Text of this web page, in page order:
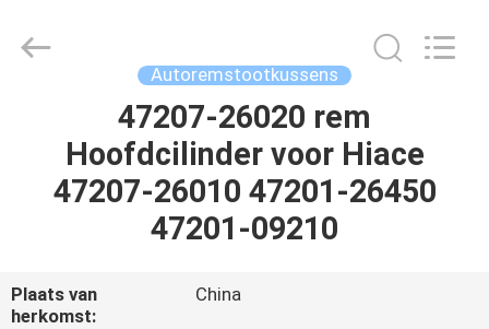
PRODUCTEN
ONS
Limited.
Autoremstootkussens
47207-26020 rem
Hoofdcilinder voor Hiace
47207-26010 47201-26450
47201-09210
Plaats van
herkomst:
China